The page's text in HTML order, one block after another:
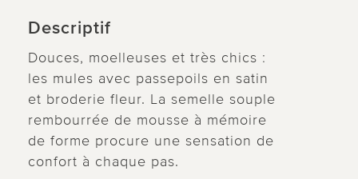
Descriptif
Douces, moelleuses et très chics :
les mules avec passepoils en satin
et broderie fleur. La semelle souple
rembourrée de mousse à mémoire
de forme procure une sensation de
confort à chaque pas.